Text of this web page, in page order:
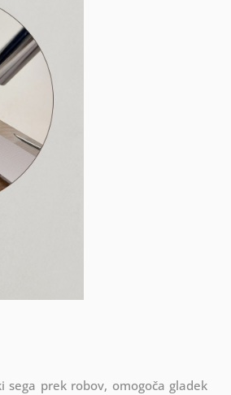
prek robov, omogoča gladek